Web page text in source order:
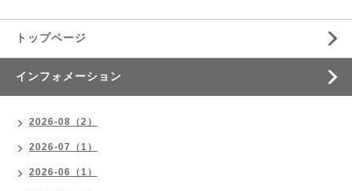
トップページ
インフォメーション
2026-08（2）
2026-07（1）
2026-06（1）